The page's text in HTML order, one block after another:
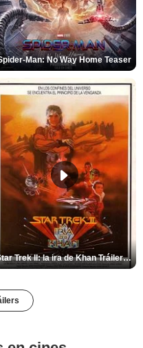
Man: No Way Home Teaser
Star Trek II: la ira de Khan Tráiler VO